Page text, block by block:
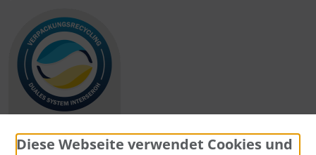
Diese Webseite verwendet Cookies und